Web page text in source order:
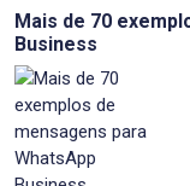
Mais de 70
Business